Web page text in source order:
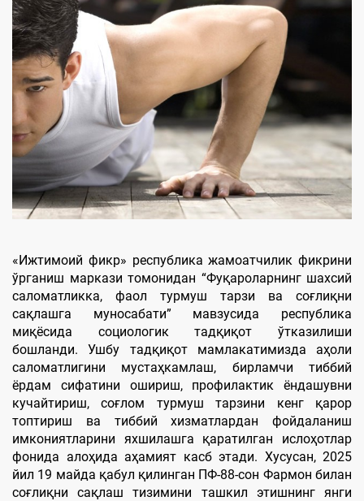
«Ижтимоий фикр» республика жамоатчилик фикрини
ўрганиш маркази томонидан “Фуқароларнинг шахсий
саломатликка, фаол турмуш тарзи ва соғлиқни
сақлашга муносабати” мавзусида республика
миқёсида социологик тадқиқот ўтказилиши
бошланди. Ушбу тадқиқот мамлакатимизда аҳоли
саломатлигини мустаҳкамлаш, бирламчи тиббий
ёрдам сифатини ошириш, профилактик ёндашувни
кучайтириш, соғлом турмуш тарзини кенг қарор
топтириш ва тиббий хизматлардан фойдаланиш
имкониятларини яхшилашга қаратилган ислоҳотлар
фонида алоҳида аҳамият касб этади. Хусусан, 2025
йил 19 майда қабул қилинган ПФ-88-сон Фармон билан
соғлиқни сақлаш тизимини ташкил этишнинг янги